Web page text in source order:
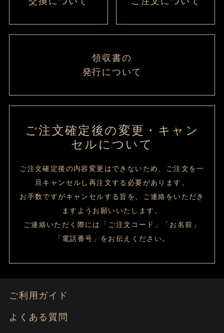
領収書の
発行について
ご注文確定後の変更・キャン
セルについて
ご注文確定後の内容変更はできないため、ご注文を一
旦キャンセルし再注文する必要があります。
お手数ですがキャンセルする旨を、ご連絡をいただき
ますようお願いいたします。
ご連絡いただく際には「ご注文コード」「お名前」
「電話番号」をお伝えください。
ご利用ガイド
よくある質問